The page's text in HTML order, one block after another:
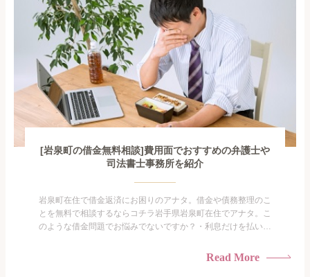
[岩泉町の借金無料相談]費用面でおすすめの弁護士や
司法書士事務所を紹介
岩泉町在住で借金返済にお困りのアナタ。借金や債務整理のこ
とを無料で相談するならコチラ岩手県岩泉町在住でアナタ。こ
のような借金問題でお悩みでないですか？・利息だけを払い続
られたくない・借金の催促、取り立てで憂鬱になる。・闇金に
Read More